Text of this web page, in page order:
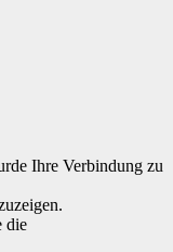
Ihre Verbindung zu
die